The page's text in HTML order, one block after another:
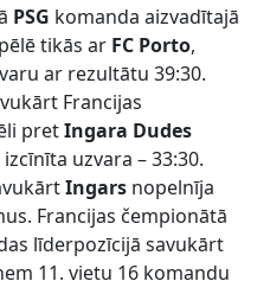
PSG komanda aizvadītajā
tikās ar FC Porto,
ar rezultātu 39:30.
Francijas
pretIngara Dudes
uzvara – 33:30.
Ingars nopelnīja
Francijas čempionātā
līderpozīcijā savukārt
11. vietu 16 komandu